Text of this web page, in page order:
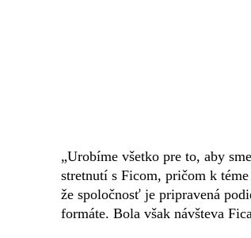
„Urobíme všetko pre to, aby
stretnutí s Ficom, pričom k
že spoločnosť je pripravená
formáte. Bola však návšteva